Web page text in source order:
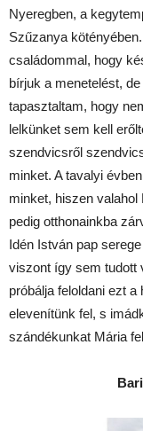
Nyeregben, a
Szűzanya
családommal, hogy
bírjuk a menetelést,
tapasztaltam, hogy
lelkünket sem kell
szendvicsről
minket. A tavalyi
minket, hiszen
pedig otthonainkba
Idén István pap
viszont így sem tudott
próbálja feloldani ezt
elevenítünk fel, s
szándékunkat Mária